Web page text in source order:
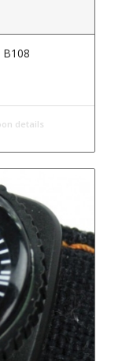
details